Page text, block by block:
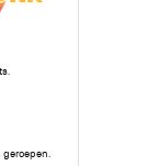
geroepen.